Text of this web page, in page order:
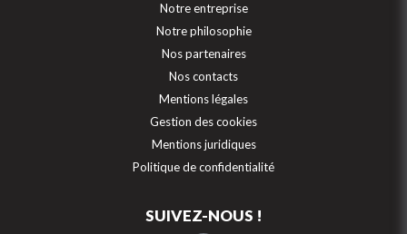
Notre entreprise
Notre philosophie
Nos partenaires
Nos contacts
Mentions légales
Gestion des cookies
Mentions juridiques
Politique de confidentialité
SUIVEZ-NOUS !